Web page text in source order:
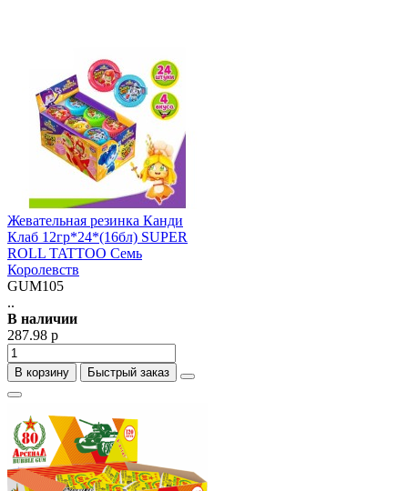
Жевательная резинка Канди
Клаб 12гр*24*(16бл) SUPER
ROLL TATTOO Семь
Королевств
GUM105
..
В наличии
287.98 р
В корзину Быстрый заказ